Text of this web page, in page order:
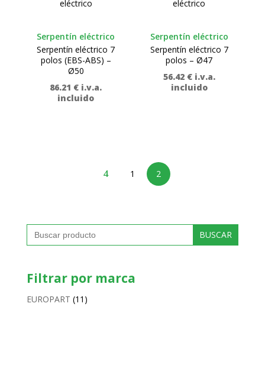
Serpentín eléctrico
Serpentín eléctrico 7
polos (EBS-ABS) –
Ø50
86.21 € i.v.a.
incluido
Serpentín eléctrico
Serpentín eléctrico 7
polos – Ø47
56.42 € i.v.a.
incluido
1 2
Buscar:
Filtrar por marca
EUROPART (11)